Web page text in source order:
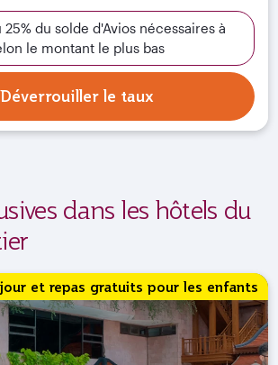
25% du solde d'Avios nécessaires à
le montant le plus bas
Déverrouiller le taux
dans les hôtels du
et repas gratuits pour les enfants